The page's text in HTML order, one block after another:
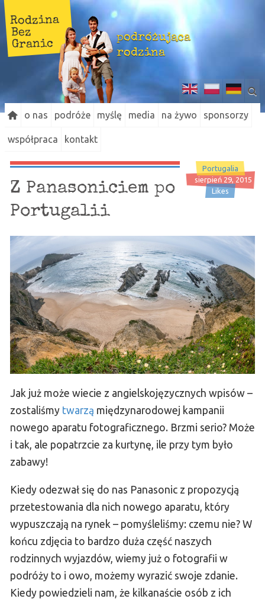
Rodzina
Bez
Granic
podróżująca
rodzina
o nas podróże myślę media na żywo sponsorzy
współpraca kontakt
Portugalia
sierpień 29, 2015
Likes
Z Panasoniciem po
Portugalii
Jak już może wiecie z angielskojęzycznych wpisów –
zostaliśmy twarzą międzynarodowej kampanii
nowego aparatu fotograficznego. Brzmi serio? Może
i tak, ale popatrzcie za kurtynę, ile przy tym było
zabawy!
Kiedy odezwał się do nas Panasonic z propozycją
przetestowania dla nich nowego aparatu, który
wypuszczają na rynek – pomyśleliśmy: czemu nie? W
końcu zdjęcia to bardzo duża część naszych
rodzinnych wyjazdów, wiemy już o fotografii w
podróży to i owo, możemy wyrazić swoje zdanie.
Kiedy powiedzieli nam, że kilkanaście osób z ich